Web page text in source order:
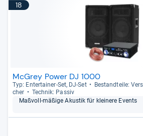
18
McGrey Power DJ 1000
Typ: Enter­tai­ner-​Set, DJ-​Set
Bestand­teile:
cher
Tech­nik: Pas­siv
Maß­voll-​mäßige Akus­tik für klei­nere Events